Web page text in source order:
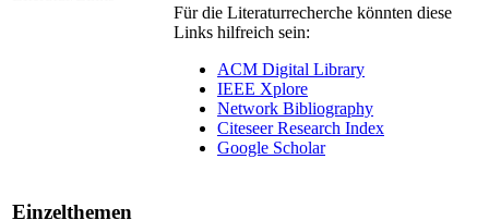
Für die Literaturrecherche könnten diese
Links hilfreich sein:
ACM Digital Library
IEEE Xplore
Network Bibliography
Citeseer Research Index
Google Scholar
Einzelthemen